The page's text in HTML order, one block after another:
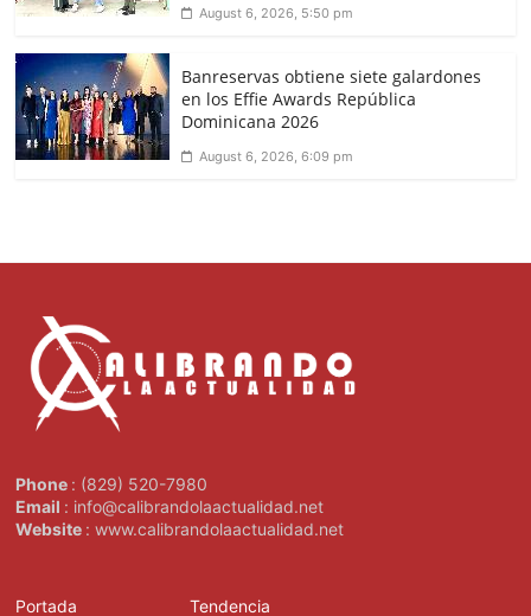
August 6, 2026, 5:50 pm
Banreservas obtiene siete galardones
en los Effie Awards República
Dominicana 2026
August 6, 2026, 6:09 pm
Phone : (829) 520-7980
Email : info@calibrandolaactualidad.net
Website : www.calibrandolaactualidad.net
Portada Tendencia